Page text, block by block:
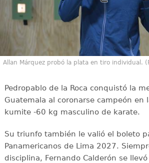
Allan Márquez probó la plata en tiro individual.
Pedropablo de la Roca conquistó la
Guatemala al coronarse campeón en
kumite -60 kg masculino de karate.
Su triunfo también le valió el boleto
Panamericanos de Lima 2027.
disciplina, Fernando Calderón se